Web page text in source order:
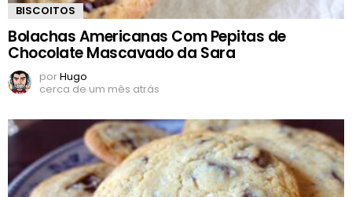
BISCOITOS
Bolachas Americanas Com Pepitas de
Chocolate Mascavado da Sara
porHugo
cerca de um mês atrás